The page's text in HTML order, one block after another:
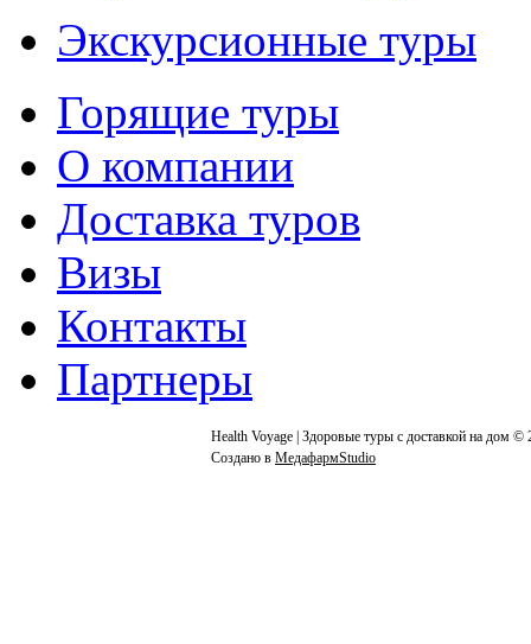
Экскурсионные туры
Горящие туры
О компании
Доставка туров
Визы
Контакты
Партнеры
Health Voyage | Здоровые туры с доставкой на дом ©
Создано в МедафармStudio